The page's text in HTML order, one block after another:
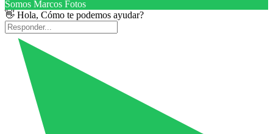
Somos Marcos Fotos
👋 Hola, Cómo te podemos ayudar?